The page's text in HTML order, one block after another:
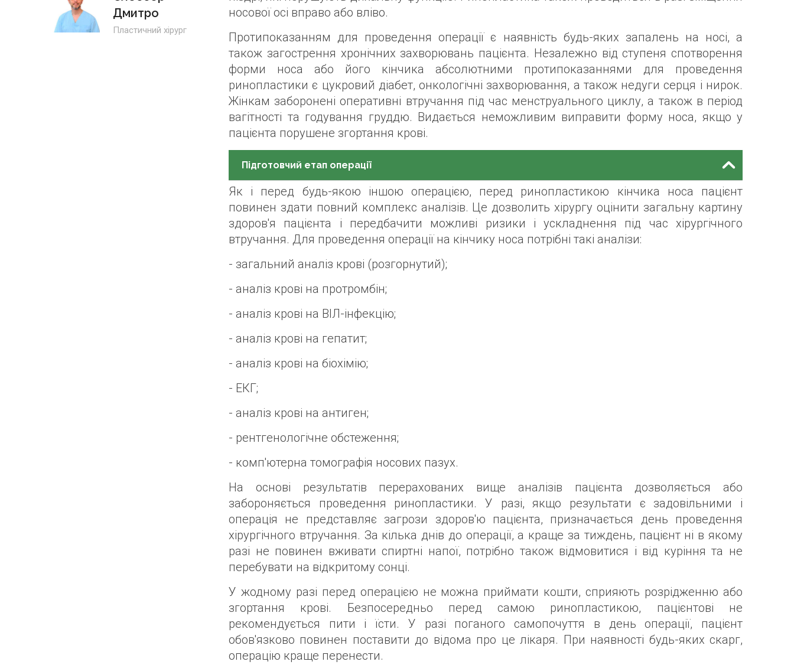
Дмитро
Пластичний хірург
носової осі вправо або вліво.
Протипоказанням для проведення операції є наявність будь-яких запалень на носі, а
також загострення хронічних захворювань пацієнта. Незалежно від ступеня спотворення
форми носа або його кінчика абсолютними протипоказаннями для проведення
ринопластики є цукровий діабет, онкологічні захворювання, а також недуги серця і нирок.
Жінкам заборонені оперативні втручання під час менструального циклу, а також в період
вагітності та годування груддю. Видається неможливим виправити форму носа, якщо у
пацієнта порушене згортання крові.
Підготовчий етап операції
Як і перед будь-якою іншою операцією, перед ринопластикою кінчика носа пацієнт
повинен здати повний комплекс аналізів. Це дозволить хірургу оцінити загальну картину
здоров'я пацієнта і передбачити можливі ризики і ускладнення під час хірургічного
втручання. Для проведення операції на кінчику носа потрібні такі аналізи:
- загальний аналіз крові (розгорнутий);
- аналіз крові на протромбін;
- аналіз крові на ВІЛ-інфекцію;
- аналіз крові на гепатит;
- аналіз крові на біохімію;
- ЕКГ;
- аналіз крові на антиген;
- рентгенологічне обстеження;
- комп'ютерна томографія носових пазух.
На основі результатів перерахованих вище аналізів пацієнта дозволяється або
забороняється проведення ринопластики. У разі, якщо результати є задовільними і
операція не представляє загрози здоров'ю пацієнта, призначається день проведення
хірургічного втручання. За кілька днів до операції, а краще за тиждень, пацієнт ні в якому
разі не повинен вживати спиртні напої, потрібно також відмовитися і від куріння та не
перебувати на відкритому сонці.
У жодному разі перед операцією не можна приймати кошти, сприяють розрідженню або
згортання крові. Безпосередньо перед самою ринопластикою, пацієнтові не
рекомендується пити і їсти. У разі поганого самопочуття в день операції, пацієнт
обов'язково повинен поставити до відома про це лікаря. При наявності будь-яких скарг,
операцію краще перенести.